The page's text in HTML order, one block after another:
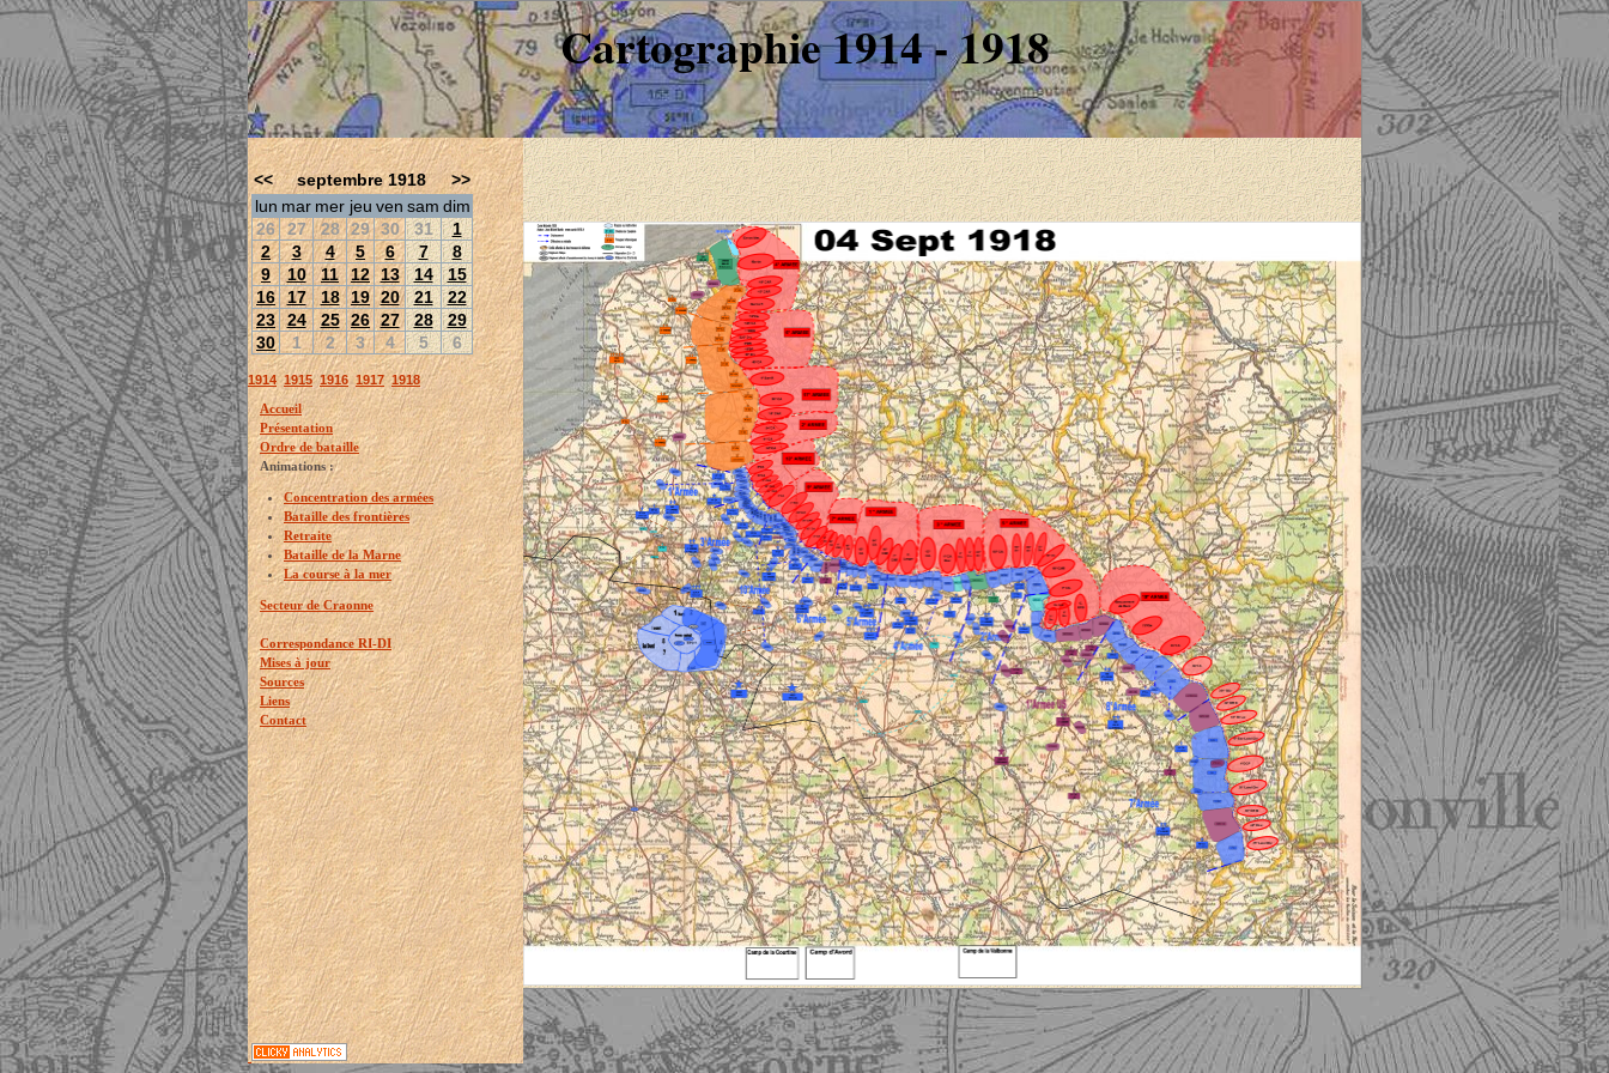
Cartographie 1914 - 1918
<< septembre 1918
>>
lun mar mer jeu ven sam dim
26
27 28 29 30 31
1
2
3 4 5 6 7
8
9
10 11 12 13 14
15
16 17 18 19 20 21
22
23 24 25 26 27 28
29
30
1 2 3 4 5 6
1914 1915 1916 1917 1918
Accueil
Présentation
Ordre de bataille
Animations :
Concentration des armées
Bataille des frontières
Retraite
Bataille de la Marne
La course à la mer
Secteur de Craonne
Correspondance RI-DI
Mises à jour
Sources
Liens
Contact